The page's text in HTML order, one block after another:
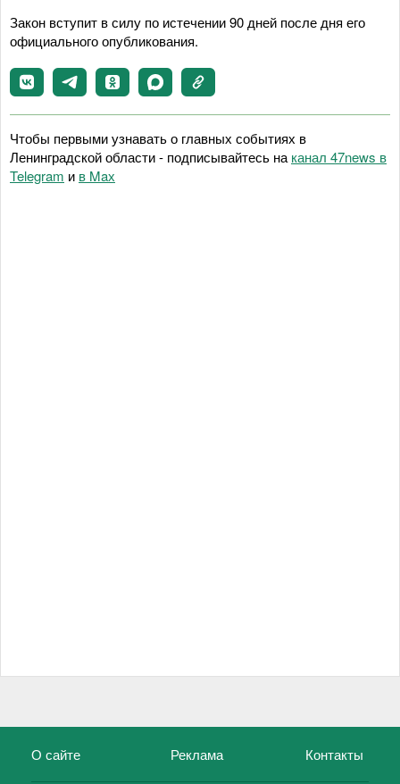
Закон вступит в силу по истечении 90 дней после дня его
официального опубликования.
Чтобы первыми узнавать о главных событиях в
Ленинградской области - подписывайтесь на канал 47news в
Telegram и в Maх
О сайте Реклама Контакты